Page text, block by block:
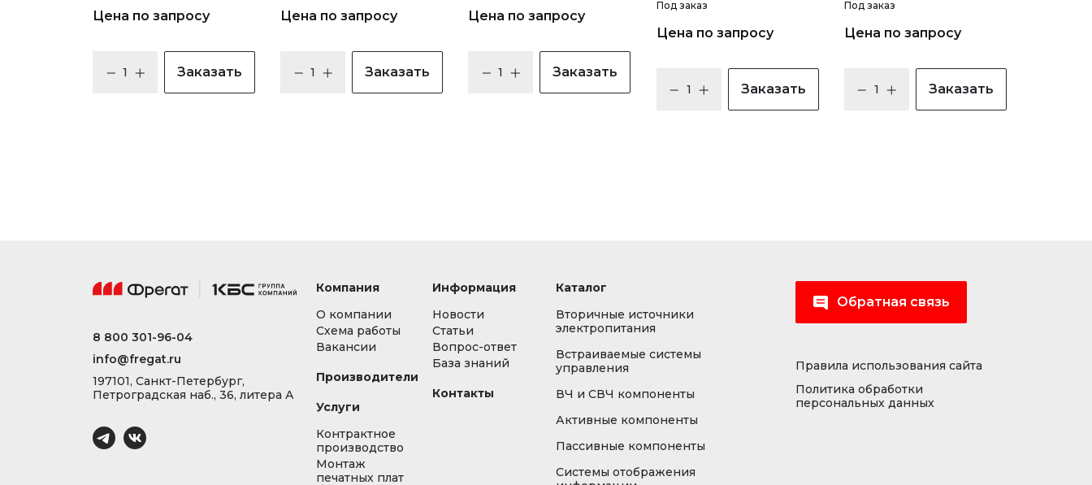
Цена по запросу
Заказать
Цена по запросу
Заказать
Цена по запросу
Заказать
Под заказ
Цена по запросу
Заказать
Под заказ
Цена по запросу
Заказать
8 800 301-96-04
info@fregat.ru
197101, Санкт-Петербург,
Петроградская наб., 36, литера А
Компания
О компании
Схема работы
Вакансии
Производители
Услуги
Контрактное
производство
Монтаж
печатных плат
Информация
Новости
Статьи
Вопрос-ответ
База знаний
Контакты
Каталог
Вторичные источники
электропитания
Встраиваемые системы
управления
ВЧ и СВЧ компоненты
Активные компоненты
Пассивные компоненты
Системы отображения
Обратная связь
Правила использования сайта
Политика обработки
персональных данных